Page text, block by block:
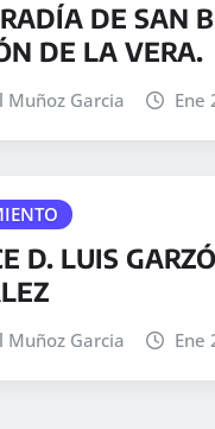
DE SAN
DE LA VERA.
Muñoz Garcia Ene
D. LUIS
Muñoz Garcia Ene